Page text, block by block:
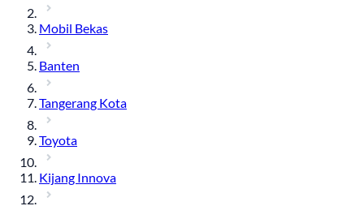
Mobil Bekas
Banten
Tangerang Kota
Toyota
Kijang Innova